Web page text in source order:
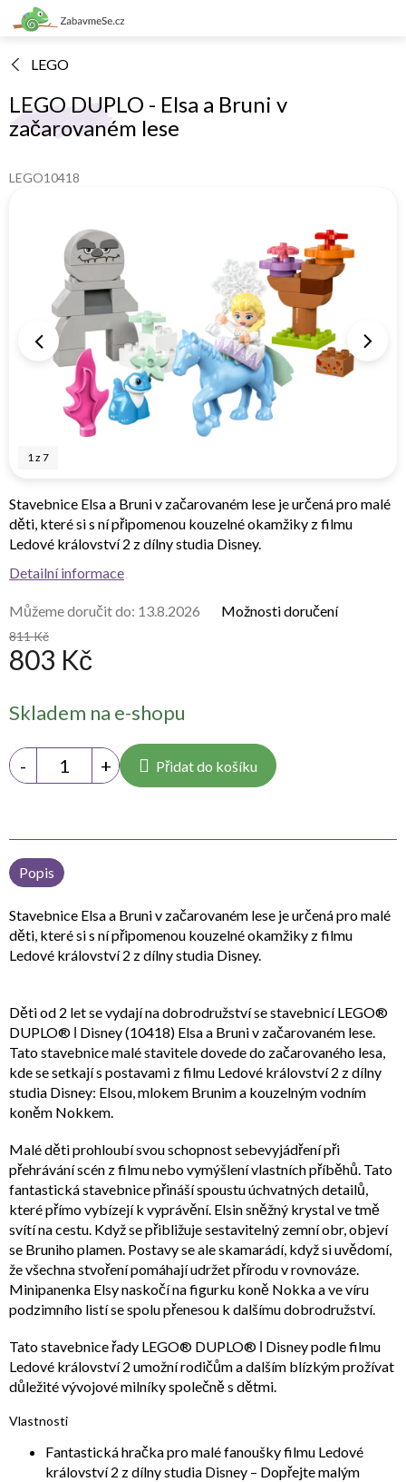
Přejít
na
LEGO
LEGO DUPLO - Elsa a Bruni v
začarovaném lese
LEGO10418
1z 7
811 Kč
803 Kč
cena:
Skladem na e-shopu
Můžeme doručit do: 13.8.2026 Možnosti doručení
Přidat do košíku
Stavebnice Elsa a Bruni v začarovaném lese je určená pro malé
děti, které si s ní připomenou kouzelné okamžiky z filmu
Ledové království 2 z dílny studia Disney.
Detailní informace
Popis
Stavebnice Elsa a Bruni v začarovaném lese je určená pro malé
děti, které si s ní připomenou kouzelné okamžiky z filmu
Ledové království 2 z dílny studia Disney.
Děti od 2 let se vydají na dobrodružství se stavebnicí LEGO®
DUPLO® ǀ Disney (10418) Elsa a Bruni v začarovaném lese.
Tato stavebnice malé stavitele dovede do začarovaného lesa,
kde se setkají s postavami z filmu Ledové království 2 z dílny
studia Disney: Elsou, mlokem Brunim a kouzelným vodním
koněm Nokkem.
Malé děti prohloubí svou schopnost sebevyjádření při
přehrávání scén z filmu nebo vymýšlení vlastních příběhů. Tato
fantastická stavebnice přináší spoustu úchvatných detailů,
které přímo vybízejí k vyprávění. Elsin sněžný krystal ve tmě
svítí na cestu. Když se přibližuje sestavitelný zemní obr, objeví
se Bruniho plamen. Postavy se ale skamarádí, když si uvědomí,
že všechna stvoření pomáhají udržet přírodu v rovnováze.
Minipanenka Elsy naskočí na figurku koně Nokka a ve víru
podzimního listí se spolu přenesou k dalšímu dobrodružství.
Tato stavebnice řady LEGO® DUPLO® ǀ Disney podle filmu
Ledové království 2 umožní rodičům a dalším blízkým prožívat
důležité vývojové milníky společně s dětmi.
Vlastnosti
Fantastická hračka pro malé fanoušky filmu Ledové
království 2 z dílny studia Disney – Dopřejte malým